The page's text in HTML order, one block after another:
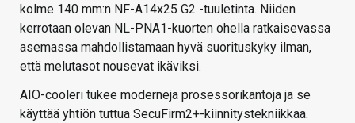
kolme 140 mm:n NF-A14x25 G2 -tuuletinta. Niiden
kerrotaan olevan NL-PNA1-kuorten ohella ratkaisevassa
asemassa mahdollistamaan hyvä suorituskyky ilman,
että melutasot nousevat ikäviksi.
AIO-cooleri tukee moderneja prosessorikantoja ja se
käyttää yhtiön tuttua SecuFirm2+-kiinnitystekniikkaa.